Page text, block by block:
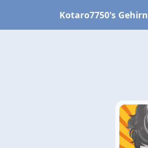
Kotaro7750's Gehirn